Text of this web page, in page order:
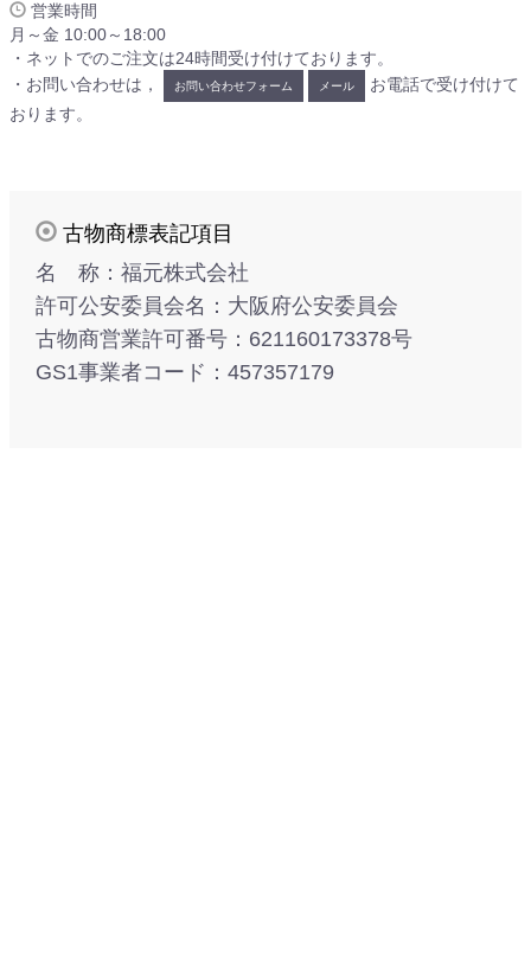
営業時間
月～金 10:00～18:00
・ネットでのご注文は24時間受け付けております。
・お問い合わせは，
お問い合わせフォーム メール
お電話で受け付けて
おります。
古物商標表記項目
名 称：福元株式会社
許可公安委員会名：大阪府公安委員会
古物商営業許可番号：621160173378号
GS1事業者コード：457357179